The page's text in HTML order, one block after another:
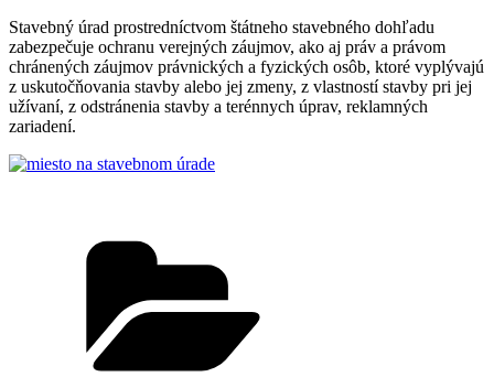
Stavebný úrad prostredníctvom štátneho stavebného dohľadu
zabezpečuje ochranu verejných záujmov, ako aj práv a právom
chránených záujmov právnických a fyzických osôb, ktoré vyplývajú
z uskutočňovania stavby alebo jej zmeny, z vlastností stavby pri jej
užívaní, z odstránenia stavby a terénnych úprav, reklamných
zariadení.